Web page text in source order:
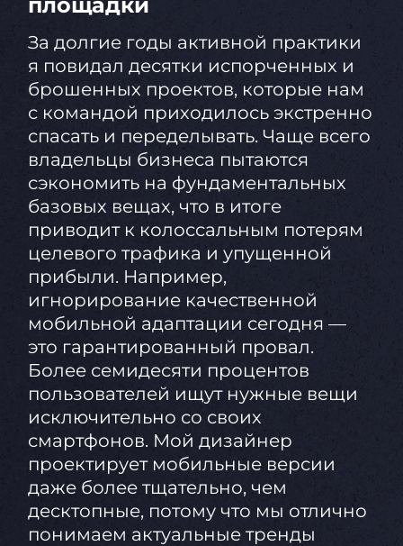
За долгие годы активной практики
я повидал десятки испорченных и
брошенных проектов, которые нам
с командой приходилось экстренно
спасать и переделывать. Чаще всего
владельцы бизнеса пытаются
сэкономить на фундаментальных
базовых вещах, что в итоге
приводит к колоссальным потерям
целевого трафика и упущенной
прибыли. Например,
игнорирование качественной
мобильной адаптации сегодня —
это гарантированный провал.
Более семидесяти процентов
пользователей ищут нужные вещи
исключительно со своих
смартфонов. Мой дизайнер
проектирует мобильные версии
даже более тщательно, чем
десктопные, потому что мы отлично
понимаем актуальные тренды